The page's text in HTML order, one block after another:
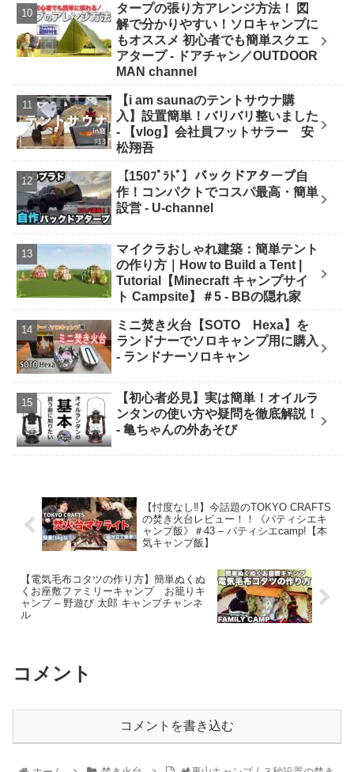
タープの張り方アレンジ方法！ 図
解で分かりやすい！ソロキャンプに
もオススメ 初心者でも簡単スクエ
アタープ - ドアチャン／OUTDOOR
MAN channel
【i am saunaのテントサウナ購
入】設置簡単！バリバリ整いました
- 【vlog】会社員フットサラー 安
松翔吾
【150ﾌﾟﾗﾄﾞ】バックドアタープ自
作！コンパクトでコスパ最高・簡単
設営 - U-channel
マイクラおしゃれ建築：簡単テント
の作り方｜How to Build a Tent |
Tutorial【Minecraft キャンプサイ
ト Campsite】＃5 - BBの隠れ家
ミニ焚き火台【SOTO Hexa】を
ランドナーでソロキャンプ用に購入
- ランドナーソロキャン
【初心者必見】実は簡単！オイルラ
ンタンの使い方や疑問を徹底解説！
- 亀ちゃんの外あそび
【忖度なし‼︎】今話題のTOKYO CRAFTS
の焚き火台レビュー！！《パティシエキ
ャンプ飯》＃43 – パティシエcamp!【本
気キャンプ飯】
【電気毛布コタツの作り方】簡単ぬくぬ
くお座敷ファミリーキャンプ お籠りキ
ャンプ – 野遊び 太郎 キャンプチャンネ
ル
コメント
コメントを書き込む